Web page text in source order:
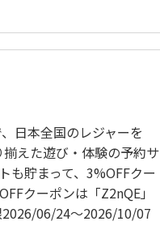
日本全国のレジャーを
えた遊び・体験の予約サ
も貯まって、3%OFFクー
クーポンは「Z2nQE」
06/24〜2026/10/07